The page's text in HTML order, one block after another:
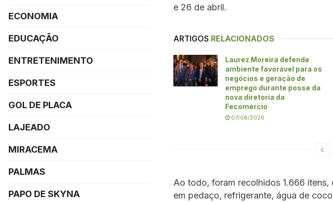
e 26 de abril.
ARTIGOS RELACIONADOS
Laurez Moreira defende
ambiente favorável para os
negócios e geração de
emprego durante posse da
nova diretoria da
Fecomércio
07/08/2026
Ao todo, foram recolhidos 1.666
em pedaço, refrigerante, água de
ECONOMIA
EDUCAÇÃO
ENTRETENIMENTO
ESPORTES
GOL DE PLACA
LAJEADO
MIRACEMA
PALMAS
PAPO DE SKYNA